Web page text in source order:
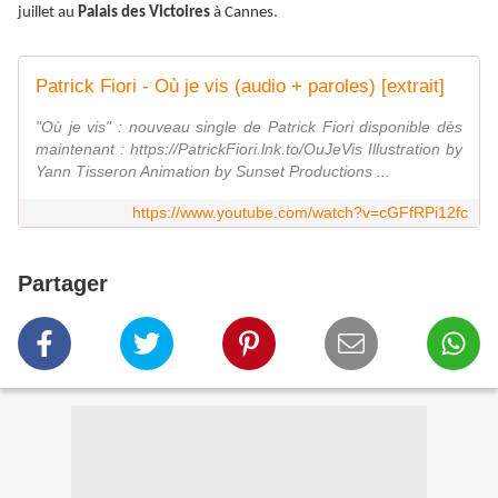
juillet au Palais des Victoires à Cannes.
Patrick Fiori - Où je vis (audio + paroles) [extrait]
"Où je vis" : nouveau single de Patrick Fiori disponible dès
maintenant : https://PatrickFiori.lnk.to/OuJeVis Illustration by
Yann Tisseron Animation by Sunset Productions ...
https://www.youtube.com/watch?v=cGFfRPi12fc
Partager